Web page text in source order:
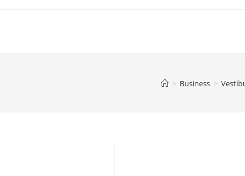
> Business >